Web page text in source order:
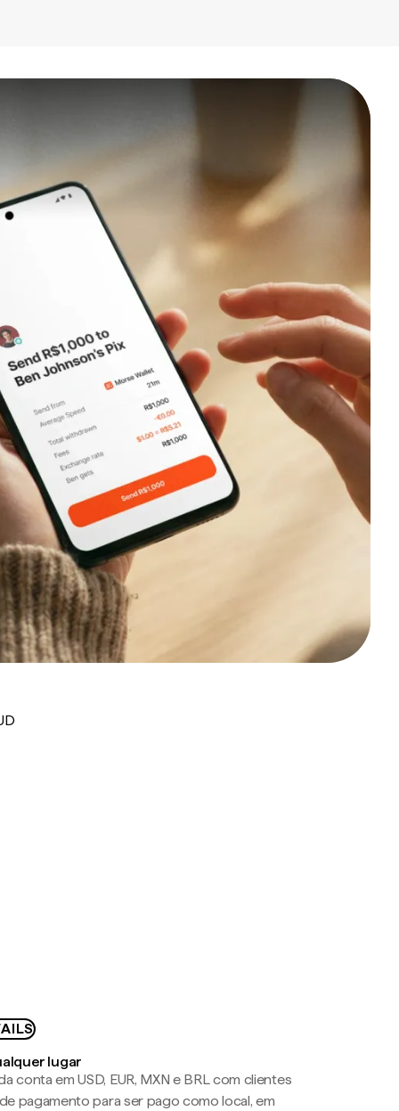
lugar
conta em USD, EUR, MXN e BRL com clientes
pagamento para ser pago como local, em